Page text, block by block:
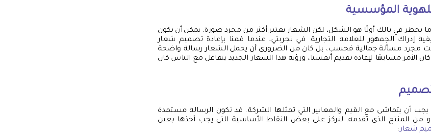
المؤسسية
يخطر في بالك أولًا هو الشكل، لكن الشعار يعتبر أكثر من مجرد صورة. يمكن أن يكون
إدراك الجمهور للعلامة التجارية. في تجربتي، عندما قمنا بإعادة تصميم شعار
مجرد مسألة جمالية فحسب، بل كان من الضروري أن يحمل الشعار رسالة واضحة
الأمر مشابهًا لإعادة تقديم أنفسنا، ورؤية هذا الشعار الجديد يتفاعل مع الناس كان
أن يتماشى مع القيم والمعايير التي تمثلها الشركة. قد تكون الرسالة مستمدة
المنتج الذي تقدمه. لنركز على بعض النقاط الأساسية التي يجب أخذها بعين
شعار: